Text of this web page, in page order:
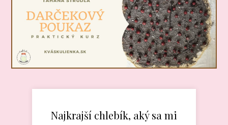
Najkrajší chlebík, aký sa mi